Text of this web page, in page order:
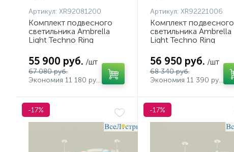
Артикул: XR92081200
Комплект подвесного
светильника Ambrella
Light Techno Ring
C9241,C9236,N8112,N8126)
55 900 руб. /шт
67 080 руб.
Экономия 11 180 руб.
Артикул: XR92221006
Комплект подвесного
светильника Ambrella
Light Techno Ring
A9227, C9238, C9232,
N8399)
56 950 руб. /шт
68 340 руб.
Экономия 11 390 руб.
-17% -17%